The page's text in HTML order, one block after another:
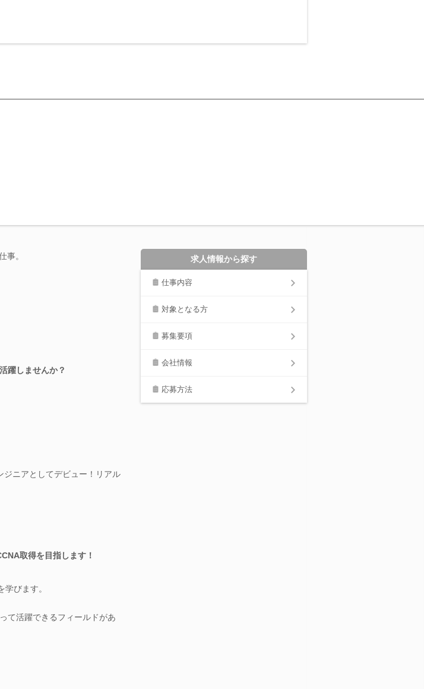
事。
躍しませんか？
ニアとしてデビュー！リアル
取得を目指します！
びます。
て活躍できるフィールドがあ
求人情報から探す
仕事内容
対象となる方
募集要項
会社情報
応募方法